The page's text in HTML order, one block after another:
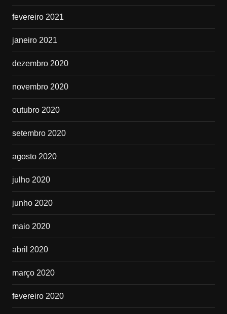
fevereiro 2021
janeiro 2021
dezembro 2020
novembro 2020
outubro 2020
setembro 2020
agosto 2020
julho 2020
junho 2020
maio 2020
abril 2020
março 2020
fevereiro 2020